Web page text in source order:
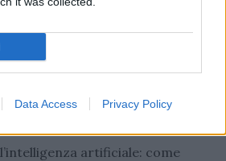
Data Access Privacy Policy
artificiale: come